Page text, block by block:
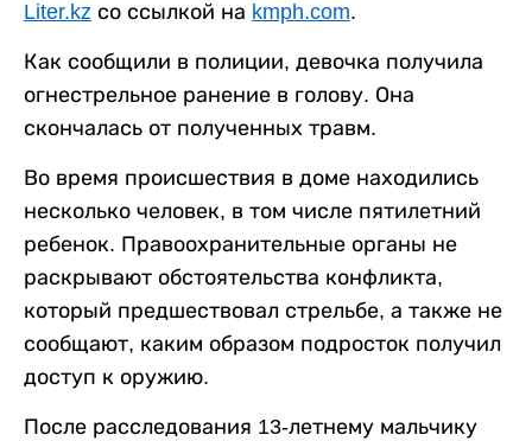
Liter.kz со ссылкой на kmph.com.
Как сообщили в полиции, девочка получила
огнестрельное ранение в голову. Она
скончалась от полученных травм.
Во время происшествия в доме находились
несколько человек, в том числе пятилетний
ребенок. Правоохранительные органы не
раскрывают обстоятельства конфликта,
который предшествовал стрельбе, а также не
сообщают, каким образом подросток получил
доступ к оружию.
После расследования 13-летнему мальчику